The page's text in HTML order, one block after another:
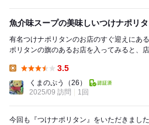
魚介味スープの美味しいつけナポリ
有名つけナポリタンのお店のすぐ迎えにあるお店です。
ポリタンの旗のあるお店を入ってみると、店内
3.5
くまのぷう
（26）
2025/09 訪問
1回
今回も『つけナポリタン』をいただきまし